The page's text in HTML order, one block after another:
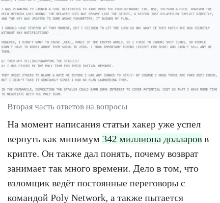
Вторая часть ответов на вопросы
На момент написания статьи хакер уже успел
вернуть как минимум 342 миллиона долларов в
крипте. Он также дал понять, почему возврат
занимает так много времени. Дело в том, что
взломщик ведёт постоянные переговоры с
командой Poly Network, а также пытается